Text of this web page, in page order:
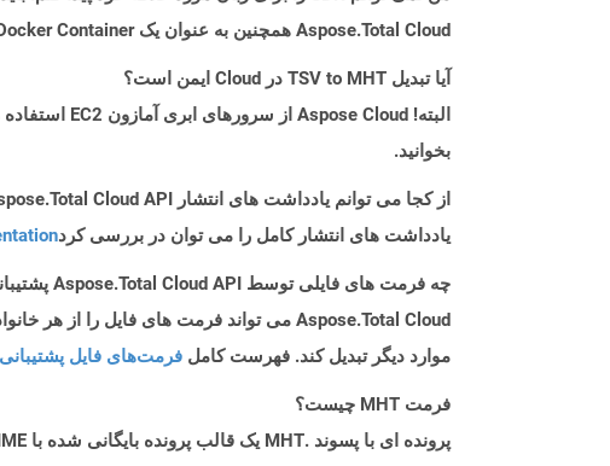
Aspose.Total Cloud همچنین به عنوان یک Docker Container در دسترس است. در صورتی که SDK مورد نیاز شما هنوز در دسترس نیست، از آن با cURL استفاده کنید.
آیا تبدیل TSV to MHT در Cloud ایمن است؟
بخوانید.
از کجا می توانم یادداشت های انتشار Aspose.Total Cloud API را برای Java پیدا کنم؟
یادداشت های انتشار کامل را می توان در بررسی کرد
چه فرمت های فایلی توسط Aspose.Total Cloud API پشتیبانی می شود؟
موارد دیگر تبدیل کند. فهرست کامل فرمت‌های فایل
فرمت MHT چیست؟